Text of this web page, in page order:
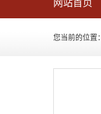
网站首页
您当前的位置：